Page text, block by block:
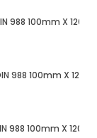
988 100mm X
988 100mm X
988 100mm X